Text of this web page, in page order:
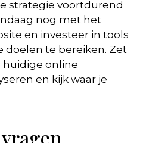
strategie voortdurend
nog met het
en investeer in tools
doelen te bereiken. Zet
huidige online
en kijk waar je